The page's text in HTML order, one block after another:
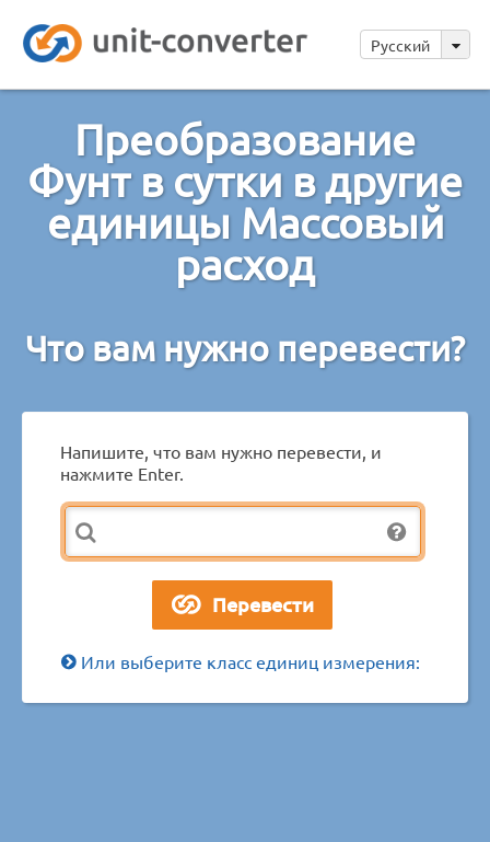
Русский
Преобразование
Фунт в сутки в другие
единицы Массовый
расход
Что вам нужно перевести?
Напишите, что вам нужно перевести, и
нажмите Enter.
Или выберите класс единиц измерения: